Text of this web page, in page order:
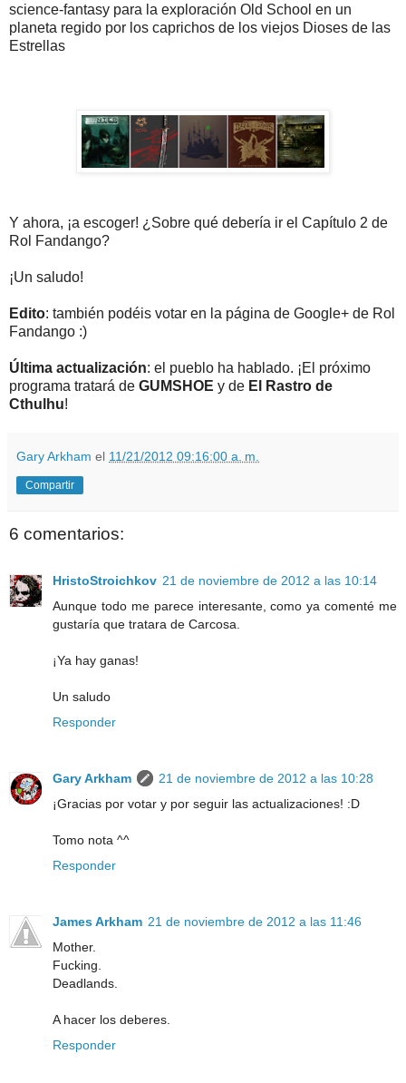
science-fantasy para la exploración Old School en un
planeta regido por los caprichos de los viejos Dioses de las
Estrellas
Y ahora, ¡a escoger! ¿Sobre qué debería ir el Capítulo 2 de
Rol Fandango?
¡Un saludo!
Edito: también podéis votar en la página de Google+ de Rol
Fandango :)
Última actualización: el pueblo ha hablado. ¡El próximo
programa tratará de GUMSHOE y de El Rastro de
Cthulhu!
Gary Arkham el 11/21/2012 09:16:00 a. m.
Compartir
6 comentarios:
HristoStroichkov 21 de noviembre de 2012 a las 10:14
Aunque todo me parece interesante, como ya comenté me
gustaría que tratara de Carcosa.
¡Ya hay ganas!
Un saludo
Responder
Gary Arkham
21 de noviembre de 2012 a las 10:28
¡Gracias por votar y por seguir las actualizaciones! :D
Tomo nota ^^
Responder
James Arkham 21 de noviembre de 2012 a las 11:46
Mother.
Fucking.
Deadlands.
A hacer los deberes.
Responder